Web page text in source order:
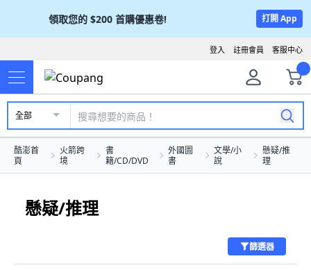
領取您的 $200 首購優惠卷! 打開 App
客服中心
註冊會員
登入
全部
酷澎首
頁
火箭跨
境
書
籍/CD/DVD
外國圖
書
文學/小
說
懸疑/推
理
懸疑/推理
篩選器